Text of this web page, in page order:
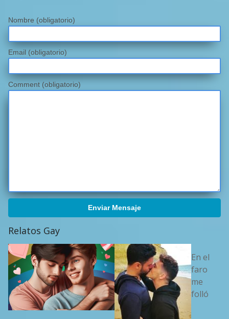
Nombre (obligatorio)
Email (obligatorio)
Comment (obligatorio)
Enviar Mensaje
Relatos Gay
En el
faro
me
folló